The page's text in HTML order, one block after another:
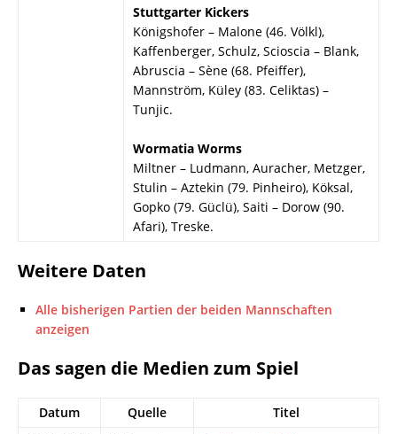
Stuttgarter Kickers
Königshofer – Malone (46. Völkl),
Kaffenberger, Schulz, Scioscia – Blank,
Abruscia – Sène (68. Pfeiffer),
Mannström, Küley (83. Celiktas) –
Tunjic.
Wormatia Worms
Miltner – Ludmann, Auracher, Metzger,
Stulin – Aztekin (79. Pinheiro), Köksal,
Gopko (79. Güclü), Saiti – Dorow (90.
Afari), Treske.
Weitere Daten
Alle bisherigen Partien der beiden Mannschaften
anzeigen
Das sagen die Medien zum Spiel
Datum Quelle
Titel